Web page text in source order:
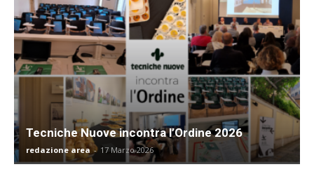
Tecniche Nuove incontra l’Ordine 2026
redazione area - 17 Marzo 2026